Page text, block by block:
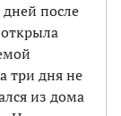
после
три дня не
из дома